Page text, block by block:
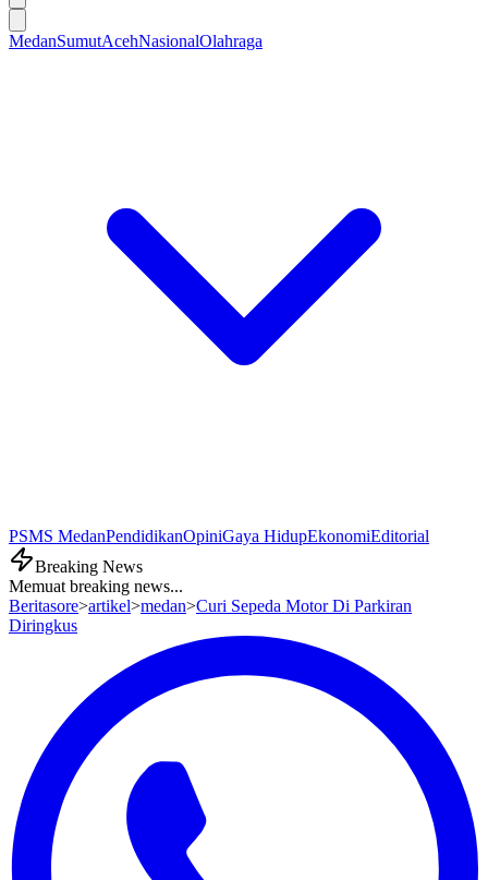
MedanSumutAcehNasionalOlahraga
PSMS MedanPendidikanOpiniGaya HidupEkonomiEditorial
Breaking News
Memuat breaking news...
Beritasore>artikel>medan>Curi Sepeda Motor Di Parkiran
Diringkus